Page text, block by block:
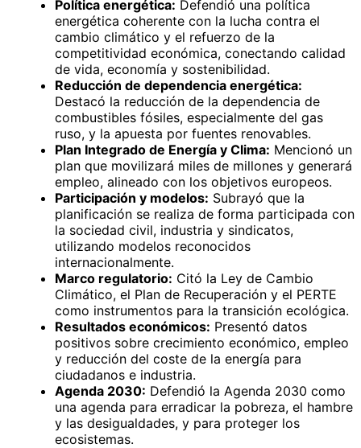
Política energética: Defendió una política
energética coherente con la lucha contra el
cambio climático y el refuerzo de la
competitividad económica, conectando calidad
de vida, economía y sostenibilidad.
Reducción de dependencia energética:
Destacó la reducción de la dependencia de
combustibles fósiles, especialmente del gas
ruso, y la apuesta por fuentes renovables.
Plan Integrado de Energía y Clima: Mencionó un
plan que movilizará miles de millones y generará
empleo, alineado con los objetivos europeos.
Participación y modelos: Subrayó que la
planificación se realiza de forma participada con
la sociedad civil, industria y sindicatos,
utilizando modelos reconocidos
internacionalmente.
Marco regulatorio: Citó la Ley de Cambio
Climático, el Plan de Recuperación y el PERTE
como instrumentos para la transición ecológica.
Resultados económicos: Presentó datos
positivos sobre crecimiento económico, empleo
y reducción del coste de la energía para
ciudadanos e industria.
Agenda 2030: Defendió la Agenda 2030 como
una agenda para erradicar la pobreza, el hambre
y las desigualdades, y para proteger los
ecosistemas.